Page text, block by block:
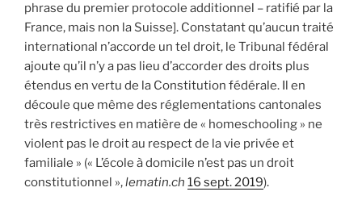
phrase du premier protocole additionnel – ratifié par la
France, mais non la Suisse]. Constatant qu’aucun traité
international n’accorde un tel droit, le Tribunal fédéral
ajoute qu’il n’y a pas lieu d’accorder des droits plus
étendus en vertu de la Constitution fédérale. Il en
découle que même des réglementations cantonales
très restrictives en matière de « homeschooling » ne
violent pas le droit au respect de la vie privée et
familiale » (« L’école à domicile n’est pas un droit
constitutionnel »,lematin.ch 16 sept. 2019).